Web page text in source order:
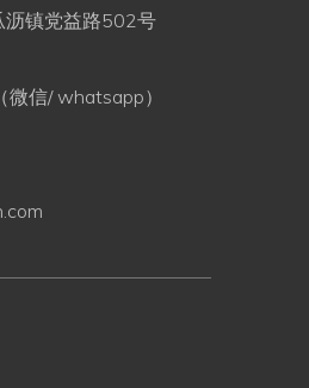
沥镇党益路502号
信/ whatsapp）